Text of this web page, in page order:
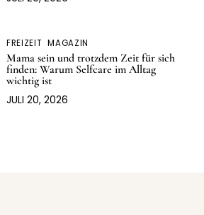
FREIZEIT MAGAZIN
Mama sein und trotzdem Zeit für sich
finden: Warum Selfcare im Alltag
wichtig ist
JULI 20, 2026